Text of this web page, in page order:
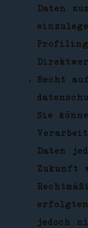
Daten
Recht
Sie
Daten
Zukunft
jedoch